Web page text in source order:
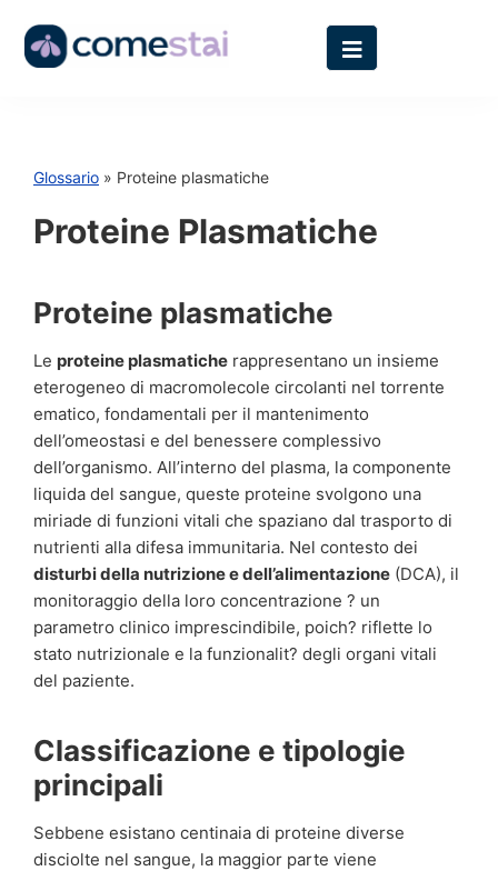
Glossario » Proteine plasmatiche
Proteine Plasmatiche
Proteine plasmatiche
Le proteine plasmatiche rappresentano un insieme
eterogeneo di macromolecole circolanti nel torrente
ematico, fondamentali per il mantenimento
dell’omeostasi e del benessere complessivo
dell’organismo. All’interno del plasma, la componente
liquida del sangue, queste proteine svolgono una
miriade di funzioni vitali che spaziano dal trasporto di
nutrienti alla difesa immunitaria. Nel contesto dei
disturbi della nutrizione e dell’alimentazione (DCA), il
monitoraggio della loro concentrazione ? un
parametro clinico imprescindibile, poich? riflette lo
stato nutrizionale e la funzionalit? degli organi vitali
del paziente.
Classificazione e tipologie
principali
Sebbene esistano centinaia di proteine diverse
disciolte nel sangue, la maggior parte viene